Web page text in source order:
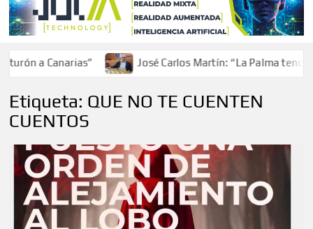
a Canarias” José Carlos Martín: “La Palma tendrá
Etiqueta: QUE NO TE CUENTEN
CUENTOS